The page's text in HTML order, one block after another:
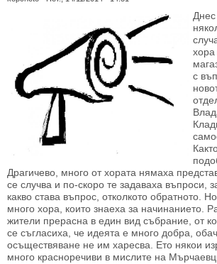
хора
с
Драгичево, много от хората нямаха
се случва и по-скоро те задаваха въпроси,
какво става въпрос, отколкото обратното.
много хора, които знаеха за начинанието.
жители прерасна в един вид събрание, от
се съгласиха, че идеята е много добра,
осъществяване не им харесва. Ето някои
много красноречиви в мислите на